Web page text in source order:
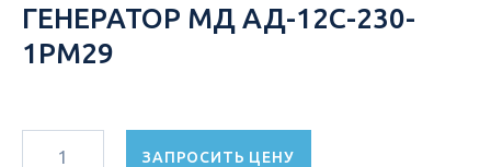
ГЕНЕРАТОР МД АД-12С-230-
1РМ29
ЗАПРОСИТЬ ЦЕНУ